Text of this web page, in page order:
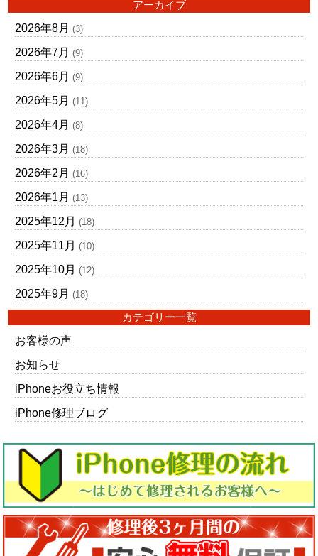
アーカイブ
2026年8月 (3)
2026年7月 (9)
2026年6月 (9)
2026年5月 (11)
2026年4月 (8)
2026年3月 (18)
2026年2月 (16)
2026年1月 (13)
2025年12月 (18)
2025年11月 (10)
2025年10月 (12)
2025年9月 (18)
カテゴリー一覧
お客様の声
お知らせ
iPhoneお役立ち情報
iPhone修理ブログ